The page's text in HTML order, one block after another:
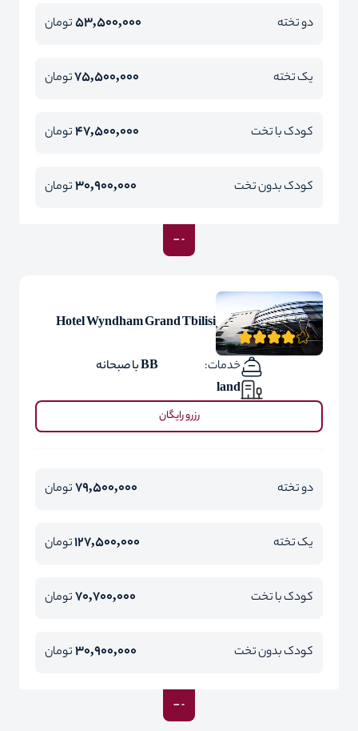
دو تخته 53,500,000تومان
یک تخته 75,500,000تومان
کودک با تخت 47,500,000تومان
کودک بدون تخت 30,900,000تومان
Hotel Wyndham Grand Tbilisi
خدمات:
BB با صبحانه
land
رزرو رایگان
دو تخته 79,500,000تومان
یک تخته 127,500,000تومان
کودک با تخت 70,700,000تومان
کودک بدون تخت 30,900,000تومان